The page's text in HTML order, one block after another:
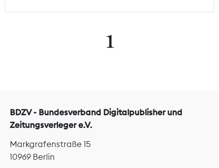
1
BDZV - Bundesverband Digitalpublisher und
Zeitungsverleger e.V.
Markgrafenstraße 15
10969 Berlin